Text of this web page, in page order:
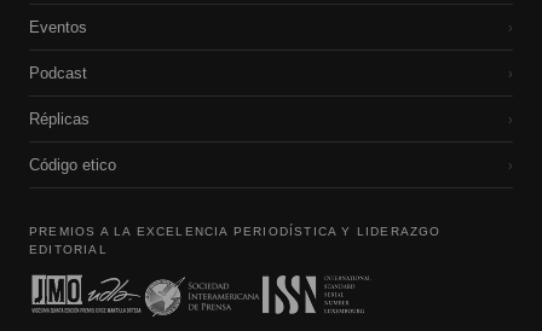
Eventos ›
Podcast ›
Réplicas ›
Código etico ›
PREMIOS A LA EXCELENCIA PERIODÍSTICA Y LIDERAZGO
EDITORIAL